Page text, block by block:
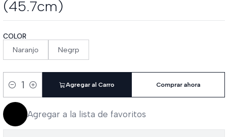
(45.7cm)
COLOR
Naranjo Negrp
Cantidad
Agregar al Carro Comprar ahora
Agregar a la lista de favoritos